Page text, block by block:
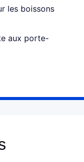
les boissons
aux porte-